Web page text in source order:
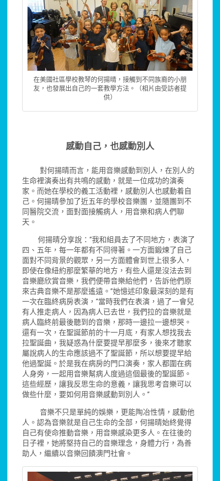
在美國社區學校教琴的何揚晴，接觸到不同族裔的小朋
友，也發展出自己的一套教學方法。（相片由受訪者提
供）
感動自己，也感動別人
對何揚晴而言，能用音樂感動到別人，在別人的
生命裡演奏出有共鳴的感動，就是一位成功的演奏
家。而她在學校的義工活動裡，感動別人也感動着自
己。何揚晴參加了近五年的學校音樂團，並隨團到不
同醫院交流，面對面接觸病人，用音樂和病人們聊
天。
何揚晴分享說：“我和組員去了不同地方，表演了
四、五年，每一年都有不同得著。一方面鍛煉了自己
面對不同背景的觀眾，另一方面體會到世上很多人，
即使在像紐約那麼繁華的地方，有些人還是沒法去到
音樂廳欣賞音樂，我們便帶音樂給他們，告訴他們原
來古典音樂不是那麼遙遠。”她憶述印象最深刻的是有
一次在臨終病房表演，“當時我們在表演，過了一會兒
有人推走病人，因為病人已去世，我們拉的音樂就是
病人臨終前最後聽到的音樂，那時一邊拉一邊想哭。
還有一次，在聖誕節前的十一月底，有家人想找我去
拉聖誕曲，我疑惑為什麼要提早那麼多，後來才聽家
屬說病人的生命應該過不了聖誕節，所以想要提早給
他過聖誕。於是我在病房的門口演奏，家人都圍在病
人身旁，一起用音樂幫病人度過這個最後的聖誕節。
這些經歷，讓我反思生命的意義，讓我思考音樂可以
做些什麼，要如何用音樂感動到別人。”
音樂不只是單純的娛樂，更能陶冶性情，感動他
人。認為音樂就是自己生命的全部，何揚晴始終覺得
自己有使命推動音樂，用音樂感染更多人。在往後的
日子裡，她將堅持自己的音樂理念，身體力行，為善
助人，繼續以音樂回饋澳門社會。